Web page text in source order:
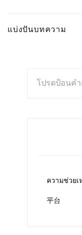
แบ่งปันบทความ
โปรดป้อนค
ความช่วยเ
平台